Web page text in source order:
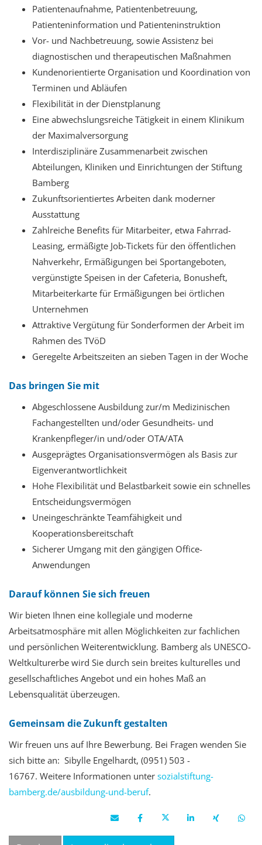
Patientenaufnahme, Patientenbetreuung,
Patienteninformation und Patienteninstruktion
Vor- und Nachbetreuung, sowie Assistenz bei
diagnostischen und therapeutischen Maßnahmen
Kundenorientierte Organisation und Koordination von
Terminen und Abläufen
Flexibilität in der Dienstplanung
Eine abwechslungsreiche Tätigkeit in einem Klinikum
der Maximalversorgung
Interdisziplinäre Zusammenarbeit zwischen
Abteilungen, Kliniken und Einrichtungen der Stiftung
Bamberg
Zukunftsorientiertes Arbeiten dank moderner
Ausstattung
Zahlreiche Benefits für Mitarbeiter, etwa Fahrrad-
Leasing, ermäßigte Job-Tickets für den öffentlichen
Nahverkehr, Ermäßigungen bei Sportangeboten,
vergünstigte Speisen in der Cafeteria, Bonusheft,
Mitarbeiterkarte für Ermäßigungen bei örtlichen
Unternehmen
Attraktive Vergütung für Sonderformen der Arbeit im
Rahmen des TVöD
Geregelte Arbeitszeiten an sieben Tagen in der Woche
Das bringen Sie mit
Abgeschlossene Ausbildung zur/m Medizinischen
Fachangestellten und/oder Gesundheits- und
Krankenpfleger/in und/oder OTA/ATA
Ausgeprägtes Organisationsvermögen als Basis zur
Eigenverantwortlichkeit
Hohe Flexibilität und Belastbarkeit sowie ein schnelles
Entscheidungsvermögen
Uneingeschränkte Teamfähigkeit und
Kooperationsbereitschaft
Sicherer Umgang mit den gängigen Office-
Anwendungen
Darauf können Sie sich freuen
Wir bieten Ihnen eine kollegiale und moderne
Arbeitsatmosphäre mit allen Möglichkeiten zur fachlichen
und persönlichen Weiterentwicklung. Bamberg als UNESCO-
Weltkulturerbe wird Sie durch sein breites kulturelles und
gesellschaftliches Angebot und ein hohes Maß an
Lebensqualität überzeugen.
Gemeinsam die Zukunft gestalten
Wir freuen uns auf Ihre Bewerbung. Bei Fragen wenden Sie
sich bitte an: Sibylle Engelhardt, (0951) 503 -
16767. Weitere Informationen unter sozialstiftung-
bamberg.de/ausbildung-und-beruf.